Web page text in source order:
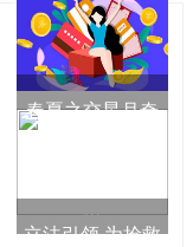
春夏之交星月奇
象
立法引领 为抢救